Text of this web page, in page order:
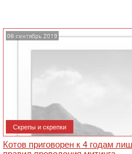
06 сентябрь 2019
Скрепы и скрепки
Котов приговорен к 4 годам